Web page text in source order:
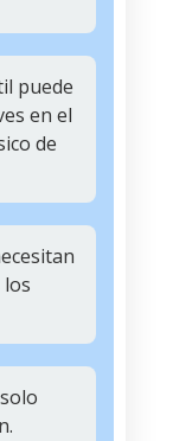
puede
en el
de